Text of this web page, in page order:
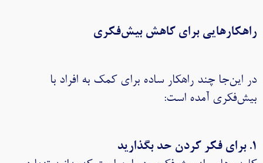
راهکارهایی برای کاهش بیش‌فکری
در این‌جا چند راهکار ساده برای کمک به افراد با
بیش‌فکری آمده است:
۱. برای فکر کردن حد بگذارید